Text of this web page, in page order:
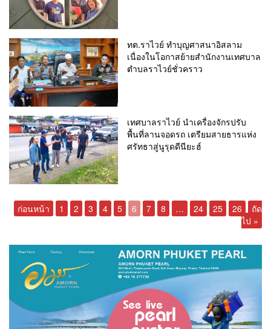
ทต.ราไวย์ ทำบุญศาสนาอิสลาม
เนื่องในโอกาสย้ายสำนักงานเทศบาล
ตำบลราไวย์ชั่วคราว
เทศบาลราไวย์ นำเครื่องจักรปรับ
พื้นที่ลานจอดรถ เตรียมสายธารแห่ง
ศรัทธาสู่นูรุดดีนียะฮ์
ก่อนหน้า 1 2 3 4 5 6 7 8 … 24 25 26
ถัด
ไป »